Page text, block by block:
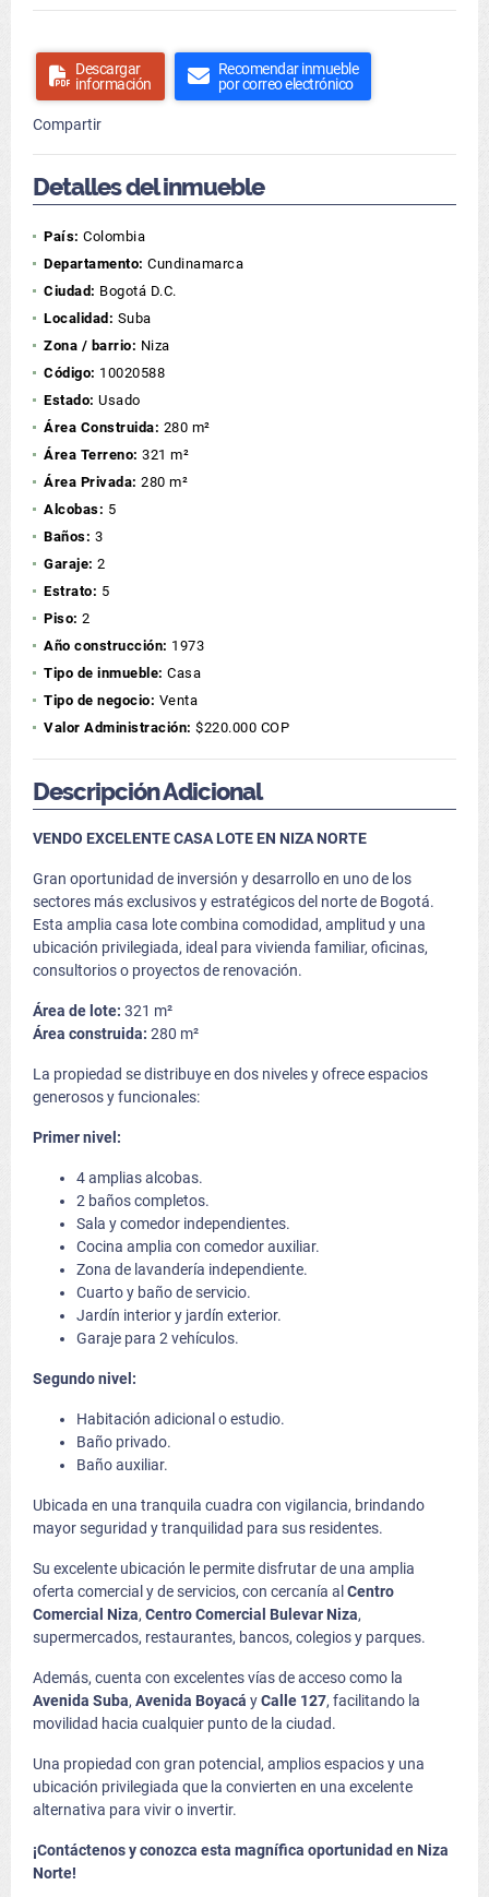
Descargar
información
Recomendar inmueble
por correo electrónico
Compartir
Detalles del inmueble
País: Colombia
Departamento: Cundinamarca
Ciudad: Bogotá D.C.
Localidad: Suba
Zona / barrio: Niza
Código: 10020588
Estado: Usado
Área Construida: 280 m²
Área Terreno: 321 m²
Área Privada: 280 m²
Alcobas: 5
Baños: 3
Garaje: 2
Estrato: 5
Piso: 2
Año construcción: 1973
Tipo de inmueble: Casa
Tipo de negocio: Venta
Valor Administración: $220.000 COP
Descripción Adicional
VENDO EXCELENTE CASA LOTE EN NIZA NORTE
Gran oportunidad de inversión y desarrollo en uno de los
sectores más exclusivos y estratégicos del norte de Bogotá.
Esta amplia casa lote combina comodidad, amplitud y una
ubicación privilegiada, ideal para vivienda familiar, oficinas,
consultorios o proyectos de renovación.
Área de lote: 321 m²
Área construida: 280 m²
La propiedad se distribuye en dos niveles y ofrece espacios
generosos y funcionales:
Primer nivel:
4 amplias alcobas.
2 baños completos.
Sala y comedor independientes.
Cocina amplia con comedor auxiliar.
Zona de lavandería independiente.
Cuarto y baño de servicio.
Jardín interior y jardín exterior.
Garaje para 2 vehículos.
Segundo nivel:
Habitación adicional o estudio.
Baño privado.
Baño auxiliar.
Ubicada en una tranquila cuadra con vigilancia, brindando
mayor seguridad y tranquilidad para sus residentes.
Su excelente ubicación le permite disfrutar de una amplia
oferta comercial y de servicios, con cercanía al Centro
Comercial Niza, Centro Comercial Bulevar Niza,
supermercados, restaurantes, bancos, colegios y parques.
Además, cuenta con excelentes vías de acceso como la
Avenida Suba, Avenida Boyacá yCalle 127, facilitando la
movilidad hacia cualquier punto de la ciudad.
Una propiedad con gran potencial, amplios espacios y una
ubicación privilegiada que la convierten en una excelente
alternativa para vivir o invertir.
¡Contáctenos y conozca esta magnífica oportunidad en Niza
Norte!